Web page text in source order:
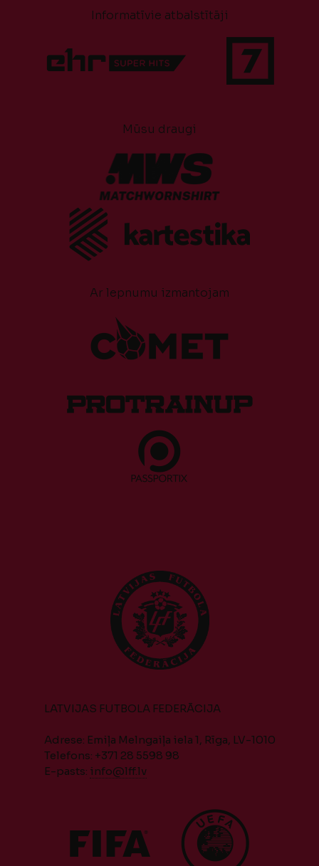
Informatīvie atbalstītāji
Mūsu draugi
Ar lepnumu izmantojam
LATVIJAS FUTBOLA FEDERĀCIJA
Adrese: Emiļa Melngaiļa iela 1, Rīga, LV-1010
Telefons: +371 28 5598 98
E-pasts: info@lff.lv